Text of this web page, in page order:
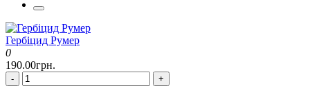
Гербіцид Румер
0
190.00грн.
-
+